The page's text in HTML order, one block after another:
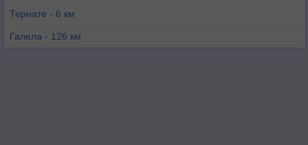
Тернате - 6 км
Галела - 126 км